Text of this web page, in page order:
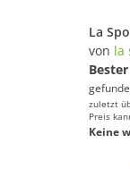
von la
zuletzt
Preis
Keine